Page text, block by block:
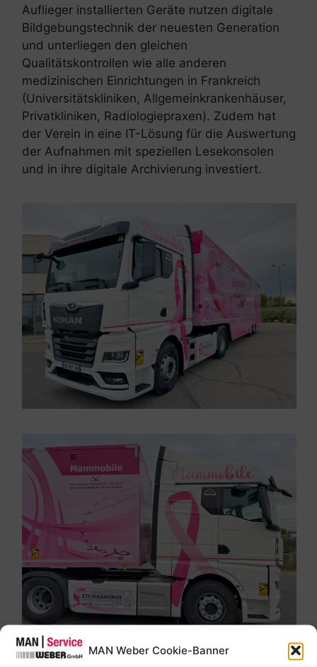
MAN Weber Cookie-Banner
Auflieger installierten Geräte nutzen digitale
Bildgebungstechnik der neuesten Generation
und unterliegen den gleichen
Qualitätskontrollen wie alle anderen
medizinischen Einrichtungen in Frankreich
(Universitätskliniken, Allgemeinkrankenhäuser,
Privatkliniken, Radiologiepraxen). Zudem hat
der Verein in eine IT-Lösung für die Auswertung
der Aufnahmen mit speziellen Lesekonsolen
und in ihre digitale Archivierung investiert.